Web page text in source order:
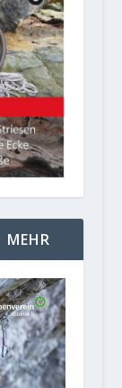
MEHR